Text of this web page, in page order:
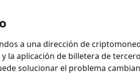
a una dirección de
y la aplicación de billetera de
solucionar el problema